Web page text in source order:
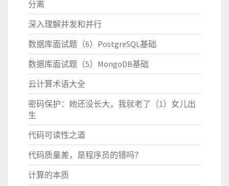
分离
深入理解并发和并行
数据库面试题（6）PostgreSQL基础
数据库面试题（5）MongoDB基础
云计算术语大全
密码保护：她还没长大，我就老了（1）女儿出
生
代码可读性之道
代码质量差，是程序员的错吗？
计算的本质